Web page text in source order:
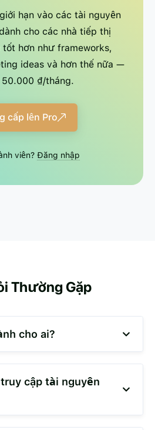
hạn vào các tài nguyên
cho các nhà tiếp thị
tốt hơn như frameworks,
ideas và hơn thế nữa —
₫/tháng.
cấp lên Pro
viên? Đăng nhập
Thường Gặp
cho ai?
cập tài nguyên